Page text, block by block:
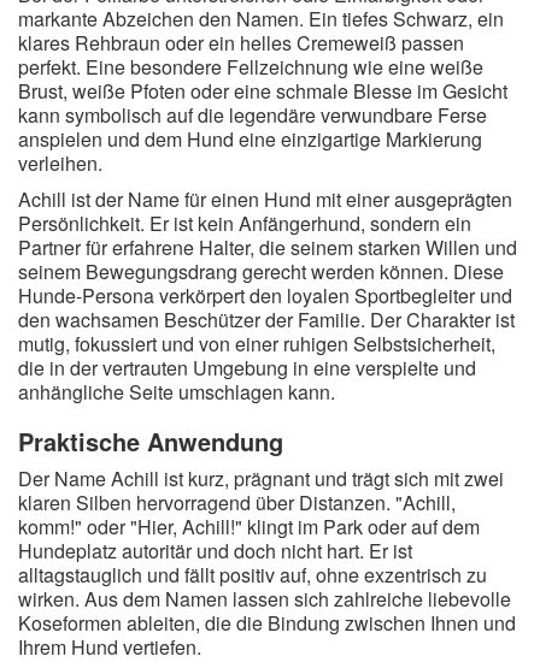
markante Abzeichen den Namen. Ein tiefes Schwarz, ein
klares Rehbraun oder ein helles Cremeweiß passen
perfekt. Eine besondere Fellzeichnung wie eine weiße
Brust, weiße Pfoten oder eine schmale Blesse im Gesicht
kann symbolisch auf die legendäre verwundbare Ferse
anspielen und dem Hund eine einzigartige Markierung
verleihen.
Achill ist der Name für einen Hund mit einer ausgeprägten
Persönlichkeit. Er ist kein Anfängerhund, sondern ein
Partner für erfahrene Halter, die seinem starken Willen und
seinem Bewegungsdrang gerecht werden können. Diese
Hunde-Persona verkörpert den loyalen Sportbegleiter und
den wachsamen Beschützer der Familie. Der Charakter ist
mutig, fokussiert und von einer ruhigen Selbstsicherheit,
die in der vertrauten Umgebung in eine verspielte und
anhängliche Seite umschlagen kann.
Praktische Anwendung
Der Name Achill ist kurz, prägnant und trägt sich mit zwei
klaren Silben hervorragend über Distanzen. "Achill,
komm!" oder "Hier, Achill!" klingt im Park oder auf dem
Hundeplatz autoritär und doch nicht hart. Er ist
alltagstauglich und fällt positiv auf, ohne exzentrisch zu
wirken. Aus dem Namen lassen sich zahlreiche liebevolle
Koseformen ableiten, die die Bindung zwischen Ihnen und
Ihrem Hund vertiefen.